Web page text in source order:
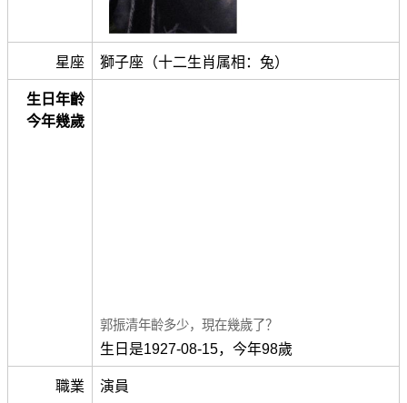
星座 獅子座（十二生肖属相：兔）
生日年齡
今年幾歲
郭振清年齡多少，現在幾歲了？
生日是1927-08-15，今年98歲
職業 演員